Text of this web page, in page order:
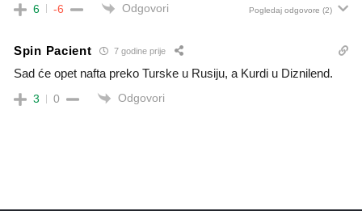
6 -6 Odgovori Pogledaj odgovore (2)
Spin Pacient 7 godine prije
Sad će opet nafta preko Turske u Rusiju, a Kurdi u Diznilend.
3 0 Odgovori